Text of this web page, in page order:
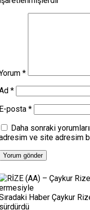
*
*
posta *
Daha sonraki
ve site adresim
Haber Çaykur